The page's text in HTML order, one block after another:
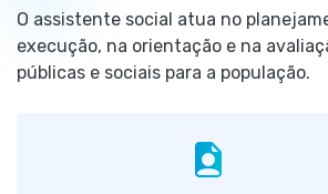
O assistente social atua no
execução, na orientação e na
públicas e sociais para a população.